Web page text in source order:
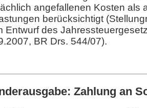
angefallenen Kosten als
berücksichtigt
Entwurf des
BR Drs. 544/07).
Zahlung an